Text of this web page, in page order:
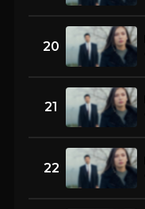
20
21
22